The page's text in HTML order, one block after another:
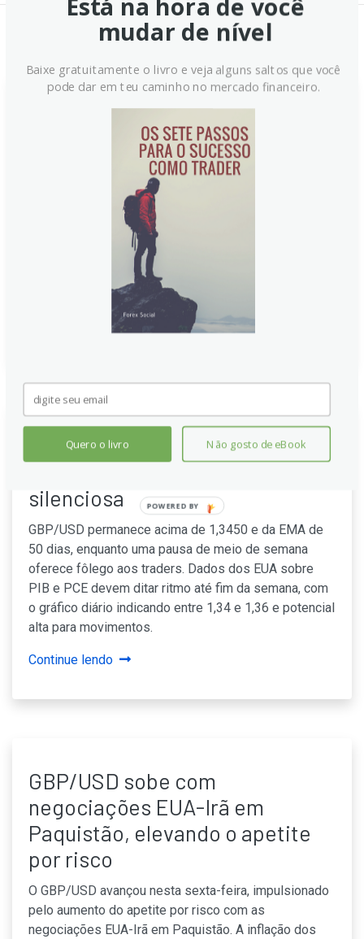
Notícias Relacionadas:
visita a 1,3600
GBP/USD continua a se recuperar após recuo na
sexta-feira, superando 1,3500 enquanto o dólar
americano recua no início da semana. Com os
mercados dos EUA fechados devido ao feriado, a
compra de Cable se intensifica, mirando 1,3600, em
meio a expectativas de cortes de juros pelo Fed no
Continue lendo
GBP/USD fica próximo de
silenciosa
GBP/USD permanece acima de 1,3450 e da EMA de
50 dias, enquanto uma pausa de meio de semana
oferece fôlego aos traders. Dados dos EUA sobre
PIB e PCE devem ditar ritmo até fim da semana, com
o gráfico diário indicando entre 1,34 e 1,36 e potencial
alta para movimentos.
Continue lendo
GBP/USD sobe com
negociações EUA-Irã em
Paquistão, elevando o apetite
por risco
O GBP/USD avançou nesta sexta-feira, impulsionado
pelo aumento do apetite por risco com as
negociações EUA-Irã em Paquistão. A inflação dos
Está na hora de você
mudar de nível
Baixe gratuitamente o livro e veja alguns saltos que você
pode dar em teu caminho no mercado financeiro.
Quero o livro Não gosto de eBook
POWERED BY